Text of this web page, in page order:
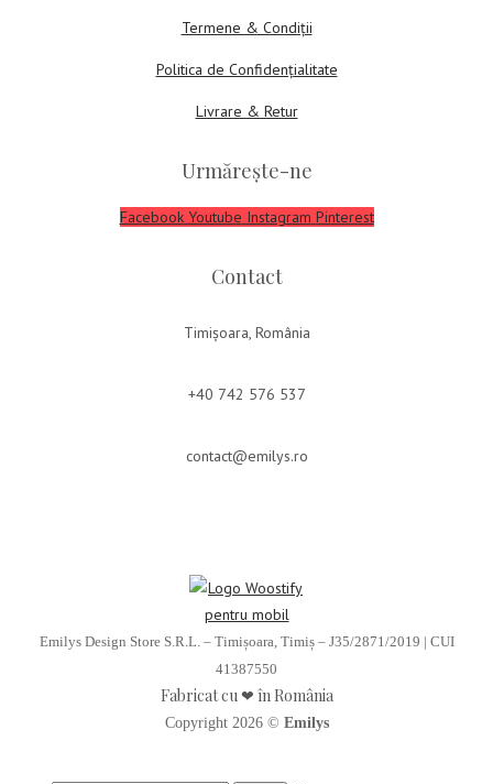
Termene & Condiții
Politica de Confidențialitate
Livrare & Retur
Urmărește-ne
Facebook Youtube Instagram Pinterest
Contact
Timișoara, România
+40 742 576 537
contact@emilys.ro
Emilys Design Store S.R.L. – Timișoara, Timiș – J35/2871/2019 | CUI
41387550
Fabricat cu ❤ în România
Copyright 2026 © Emilys